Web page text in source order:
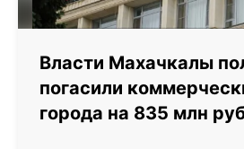
Власти Махачкалы
погасили
города на 835 млн